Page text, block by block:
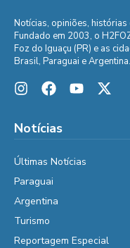
Notícias, opiniões,
Fundado em 2003, o
Foz do Iguaçu (PR) e as
Brasil, Paraguai e Argentina.
Notícias
Últimas Notícias
Paraguai
Argentina
Turismo
Reportagem Especial